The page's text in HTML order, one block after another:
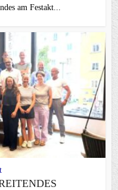
am Festakt...